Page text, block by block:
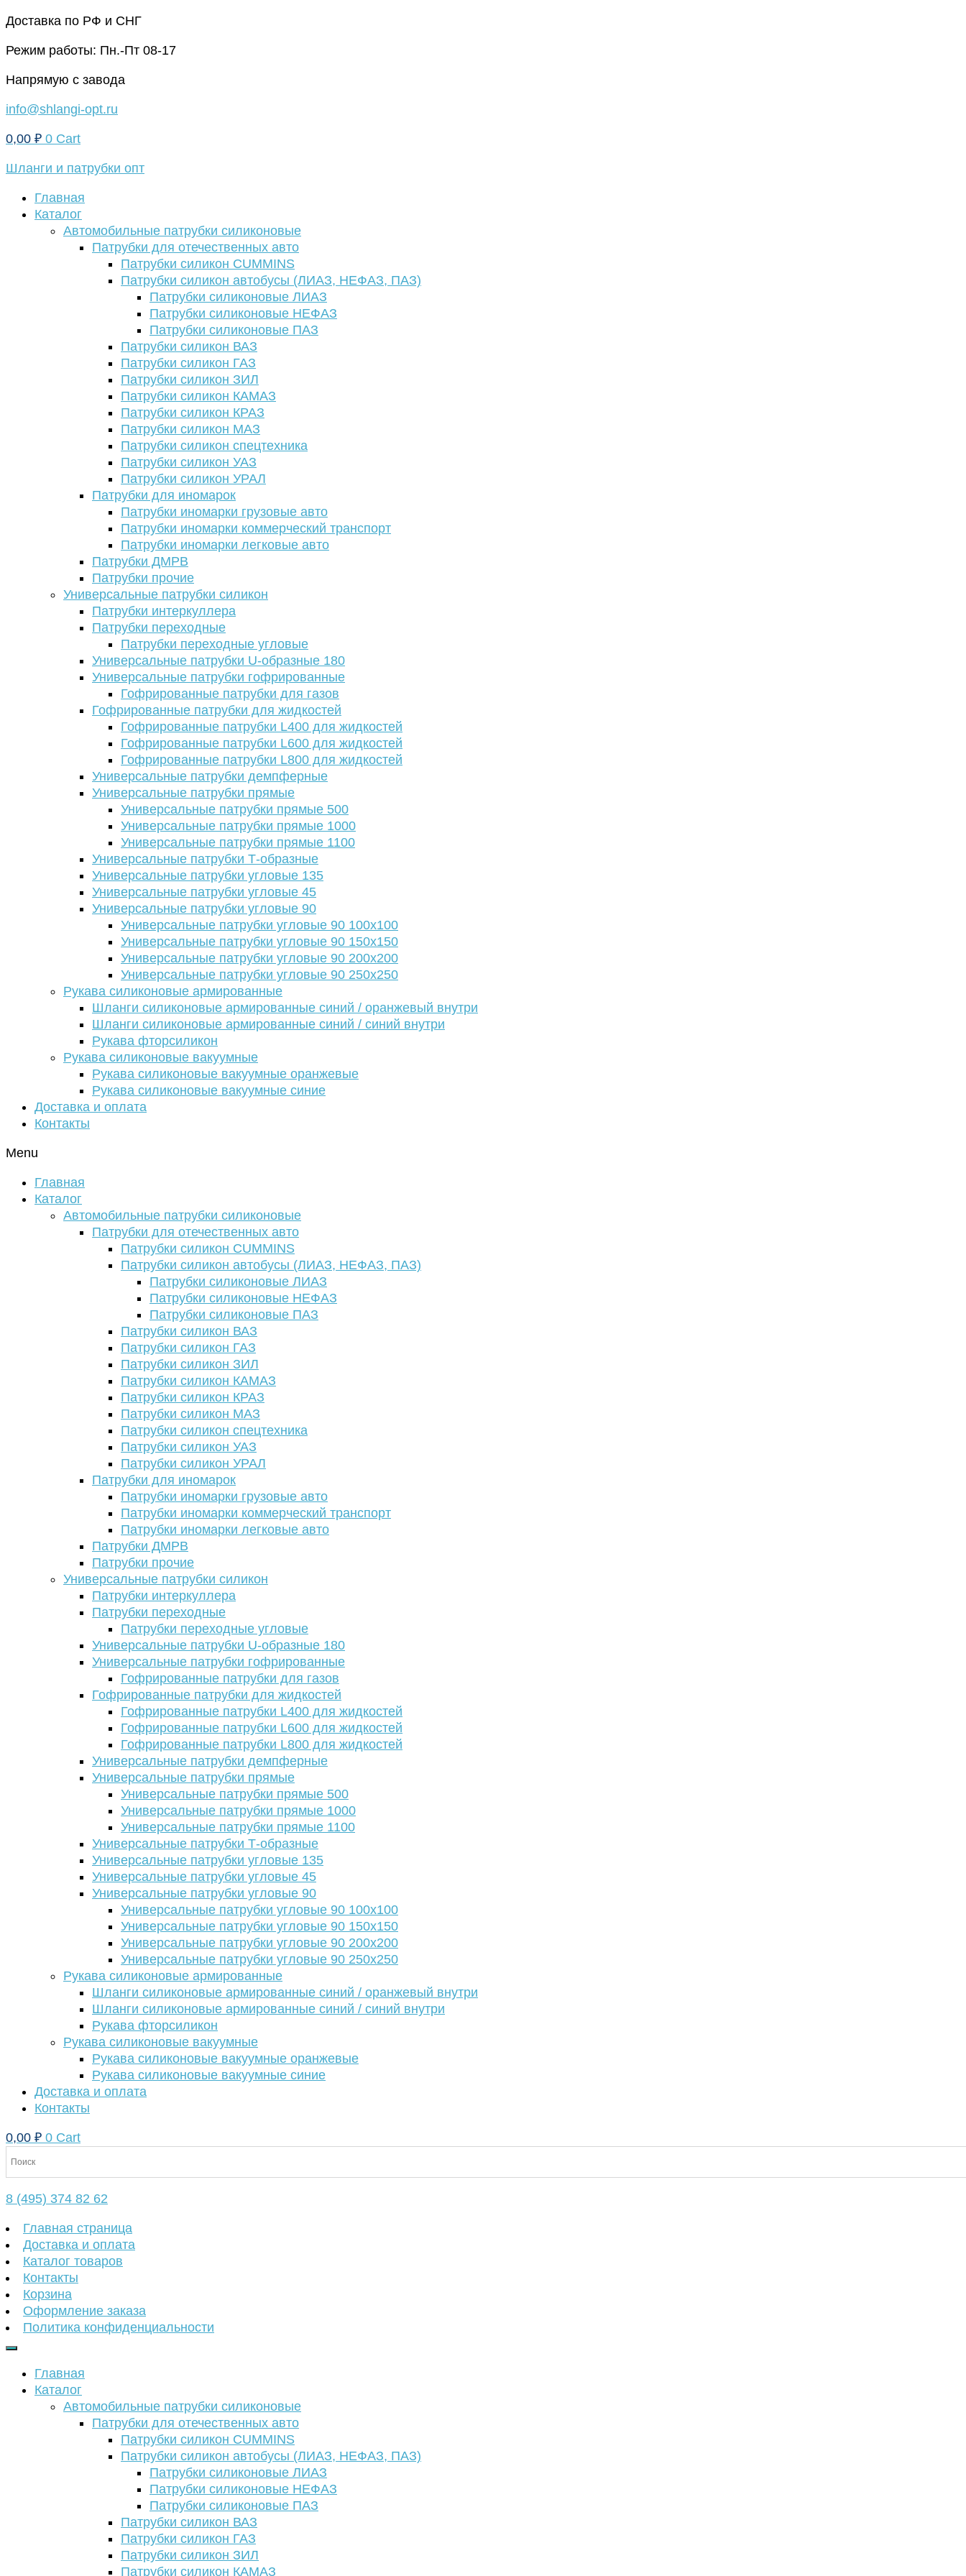
Перейти
содержимому
Доставка по РФ и СНГ
Режим работы: Пн.-Пт 08-17
Напрямую с завода
info@shlangi-opt.ru
0,00 ₽ 0 Cart
Шланги и патрубки опт
Главная
Каталог
Автомобильные патрубки силиконовые
Патрубки для отечественных авто
Патрубки силикон CUMMINS
Патрубки силикон автобусы (ЛИАЗ, НЕФАЗ, ПАЗ)
Патрубки силиконовые ЛИАЗ
Патрубки силиконовые НЕФАЗ
Патрубки силиконовые ПАЗ
Патрубки силикон ВАЗ
Патрубки силикон ГАЗ
Патрубки силикон ЗИЛ
Патрубки силикон КАМАЗ
Патрубки силикон КРАЗ
Патрубки силикон МАЗ
Патрубки силикон спецтехника
Патрубки силикон УАЗ
Патрубки силикон УРАЛ
Патрубки для иномарок
Патрубки иномарки грузовые авто
Патрубки иномарки коммерческий транспорт
Патрубки иномарки легковые авто
Патрубки ДМРВ
Патрубки прочие
Универсальные патрубки силикон
Патрубки интеркуллера
Патрубки переходные
Патрубки переходные угловые
Универсальные патрубки U-образные 180
Универсальные патрубки гофрированные
Гофрированные патрубки для газов
Гофрированные патрубки для жидкостей
Гофрированные патрубки L400 для жидкостей
Гофрированные патрубки L600 для жидкостей
Гофрированные патрубки L800 для жидкостей
Универсальные патрубки демпферные
Универсальные патрубки прямые
Универсальные патрубки прямые 500
Универсальные патрубки прямые 1000
Универсальные патрубки прямые 1100
Универсальные патрубки Т-образные
Универсальные патрубки угловые 135
Универсальные патрубки угловые 45
Универсальные патрубки угловые 90
Универсальные патрубки угловые 90 100х100
Универсальные патрубки угловые 90 150х150
Универсальные патрубки угловые 90 200х200
Универсальные патрубки угловые 90 250х250
Рукава силиконовые армированные
Шланги силиконовые армированные синий / оранжевый внутри
Шланги силиконовые армированные синий / синий внутри
Рукава фторсиликон
Рукава силиконовые вакуумные
Рукава силиконовые вакуумные оранжевые
Рукава силиконовые вакуумные синие
Доставка и оплата
Контакты
Menu
Главная
Каталог
Автомобильные патрубки силиконовые
Патрубки для отечественных авто
Патрубки силикон CUMMINS
Патрубки силикон автобусы (ЛИАЗ, НЕФАЗ, ПАЗ)
Патрубки силиконовые ЛИАЗ
Патрубки силиконовые НЕФАЗ
Патрубки силиконовые ПАЗ
Патрубки силикон ВАЗ
Патрубки силикон ГАЗ
Патрубки силикон ЗИЛ
Патрубки силикон КАМАЗ
Патрубки силикон КРАЗ
Патрубки силикон МАЗ
Патрубки силикон спецтехника
Патрубки силикон УАЗ
Патрубки силикон УРАЛ
Патрубки для иномарок
Патрубки иномарки грузовые авто
Патрубки иномарки коммерческий транспорт
Патрубки иномарки легковые авто
Патрубки ДМРВ
Патрубки прочие
Универсальные патрубки силикон
Патрубки интеркуллера
Патрубки переходные
Патрубки переходные угловые
Универсальные патрубки U-образные 180
Универсальные патрубки гофрированные
Гофрированные патрубки для газов
Гофрированные патрубки для жидкостей
Гофрированные патрубки L400 для жидкостей
Гофрированные патрубки L600 для жидкостей
Гофрированные патрубки L800 для жидкостей
Универсальные патрубки демпферные
Универсальные патрубки прямые
Универсальные патрубки прямые 500
Универсальные патрубки прямые 1000
Универсальные патрубки прямые 1100
Универсальные патрубки Т-образные
Универсальные патрубки угловые 135
Универсальные патрубки угловые 45
Универсальные патрубки угловые 90
Универсальные патрубки угловые 90 100х100
Универсальные патрубки угловые 90 150х150
Универсальные патрубки угловые 90 200х200
Универсальные патрубки угловые 90 250х250
Рукава силиконовые армированные
Шланги силиконовые армированные синий / оранжевый внутри
Шланги силиконовые армированные синий / синий внутри
Рукава фторсиликон
Рукава силиконовые вакуумные
Рукава силиконовые вакуумные оранжевые
Рукава силиконовые вакуумные синие
Доставка и оплата
Контакты
0,00 ₽ 0 Cart
8 (495) 374 82 62
Главная страница
Доставка и оплата
Каталог товаров
Контакты
Корзина
Оформление заказа
Политика конфиденциальности
Главная
Каталог
Автомобильные патрубки силиконовые
Патрубки для отечественных авто
Патрубки силикон CUMMINS
Патрубки силикон автобусы (ЛИАЗ, НЕФАЗ, ПАЗ)
Патрубки силиконовые ЛИАЗ
Патрубки силиконовые НЕФАЗ
Патрубки силиконовые ПАЗ
Патрубки силикон ВАЗ
Патрубки силикон ГАЗ
Патрубки силикон ЗИЛ
Патрубки силикон КАМАЗ